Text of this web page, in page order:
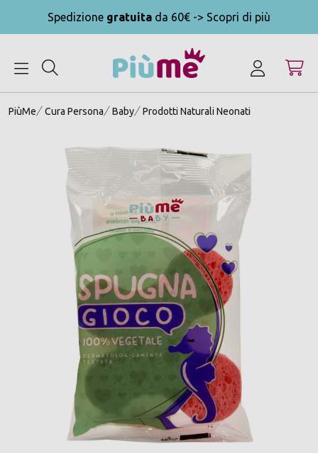
Spedizione gratuita da 60€ -> Scopri di più
PiùMe Cura Persona Baby Prodotti Naturali Neonati